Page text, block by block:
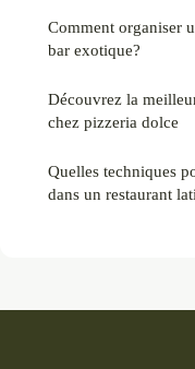
Comment organiser
bar exotique?
Découvrez la
chez pizzeria dolce
Quelles techniques
dans un restaurant